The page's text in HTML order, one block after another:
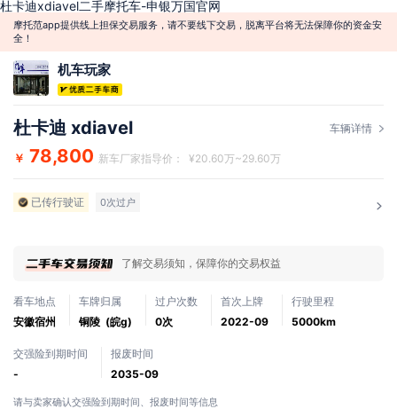
杜卡迪xdiavel二手摩托车-申银万国官网
摩托范app提供线上担保交易服务，请不要线下交易，脱离平台将无法保障你的资金安
全！
机车玩家
杜卡迪 xdiavel 车辆详情
￥ 78,800 新车厂家指导价： ¥20.60万~29.60万
已传行驶证 0次过户
了解交易须知，保障你的交易权益
看车地点
安徽宿州
车牌归属
铜陵 (皖g)
过户次数
0次
首次上牌
2022-09
行驶里程
5000km
交强险到期时间
-
报废时间
2035-09
请与卖家确认交强险到期时间、报废时间等信息